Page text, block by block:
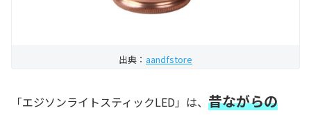
出典： aandfstore
「エジソンライトスティックLED」は、 昔ながらの